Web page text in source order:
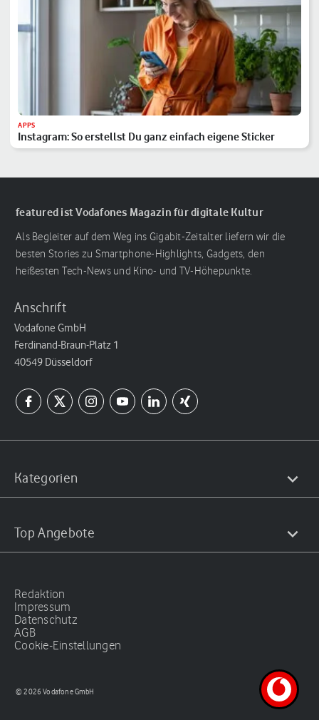
APPS
Instagram: So erstellst Du ganz einfach eigene Sticker
featured ist Vodafones Magazin für digitale Kultur
Als Begleiter auf dem Weg ins Gigabit-Zeitalter liefern wir die
besten Stories zu Smartphone-Highlights, Gadgets, den
heißesten Tech-News und Kino- und TV-Höhepunkte.
Anschrift
Vodafone GmbH
Ferdinand-Braun-Platz 1
40549 Düsseldorf
Kategorien
Top Angebote
Redaktion
Impressum
Datenschutz
AGB
Cookie-Einstellungen
© 2026 Vodafone GmbH